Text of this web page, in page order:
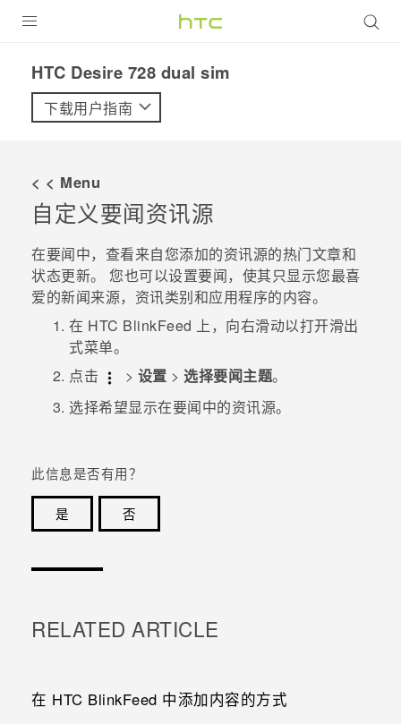
VIVE
支持帮助
在线客服
HTC Desire 728 dual sim‎
下载用户指南
< < Menu
自定义要闻资讯源
在要闻中，查看来自您添加的资讯源的热门文章和
状态更新。 您也可以设置要闻，使其只显示您最喜
爱的新闻来源，资讯类别和应用程序的内容。
在 HTC BlinkFeed 上，向右滑动以打开滑出
式菜单。
点击
> 设置 > 选择要闻主题。
选择希望显示在要闻中的资讯源。
此信息是否有用？
是
否
RELATED ARTICLE
在 HTC BlinkFeed 中添加内容的方式